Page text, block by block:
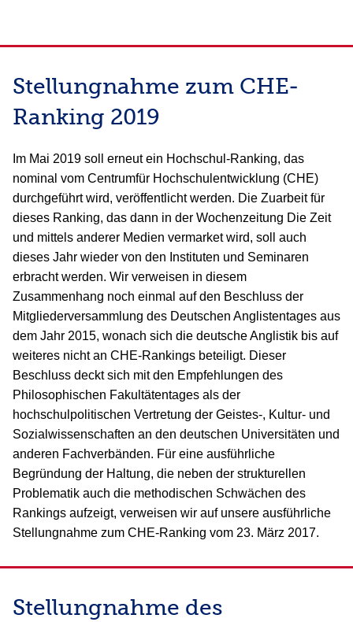
Stellungnahme zum CHE-
Ranking 2019
Im Mai 2019 soll erneut ein Hochschul-Ranking, das
nominal vom Centrumfür Hochschulentwicklung (CHE)
durchgeführt wird, veröffentlicht werden. Die Zuarbeit für
dieses Ranking, das dann in der Wochenzeitung Die Zeit
und mittels anderer Medien vermarket wird, soll auch
dieses Jahr wieder von den Instituten und Seminaren
erbracht werden. Wir verweisen in diesem
Zusammenhang noch einmal auf den Beschluss der
Mitgliederversammlung des Deutschen Anglistentages aus
dem Jahr 2015, wonach sich die deutsche Anglistik bis auf
weiteres nicht an CHE-Rankings beteiligt. Dieser
Beschluss deckt sich mit den Empfehlungen des
Philosophischen Fakultätentages als der
hochschulpolitischen Vertretung der Geistes-, Kultur- und
Sozialwissenschaften an den deutschen Universitäten und
anderen Fachverbänden. Für eine ausführliche
Begründung der Haltung, die neben der strukturellen
Problematik auch die methodischen Schwächen des
Rankings aufzeigt, verweisen wir auf unsere ausführliche
Stellungnahme zum CHE-Ranking vom 23. März 2017.
Stellungnahme des